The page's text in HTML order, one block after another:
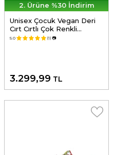
2. Ürüne %30 İndirim
Unisex Çocuk Vegan Deri
Cırt Cırtlı Çok Renkli
Sneakers - Warner Bros
5.0 (1) 📷
3.299,99 TL